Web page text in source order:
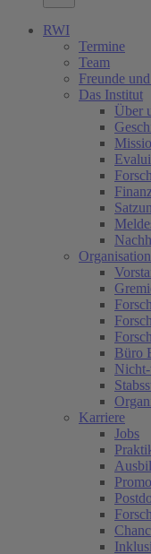
RWI
Termine
Team
Freunde
Das Institut
Über
Organisation
Büro
Karriere
Jobs